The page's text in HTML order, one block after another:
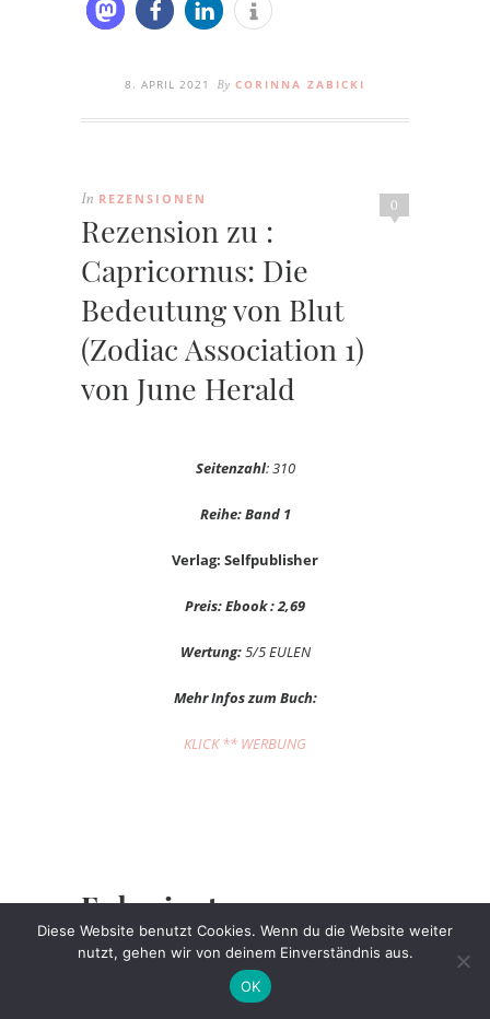
8. APRIL 2021 By CORINNA ZABICKI
0
In REZENSIONEN
Rezension zu :
Capricornus: Die
Bedeutung von Blut
(Zodiac Association 1)
von June Herald
Seitenzahl: 310
Reihe: Band 1
Verlag: Selfpublisher
Preis: Ebook : 2,69
Wertung:5/5 EULEN
Mehr Infos zum Buch:
KLICK ** WERBUNG
Es beginnt.
Er ist heiß, so heiß, dass ich
werde. Aber ich habe
Schmerz
Diese Website benutzt Cookies. Wenn du die Website weiter
nutzt, gehen wir von deinem Einverständnis aus.
OK